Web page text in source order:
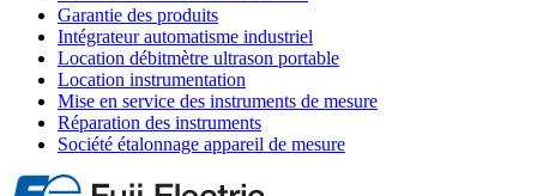
Garantie des produits
Intégrateur automatisme industriel
Location débitmètre ultrason portable
Location instrumentation
Mise en service des instruments de mesure
Réparation des instruments
Société étalonnage appareil de mesure